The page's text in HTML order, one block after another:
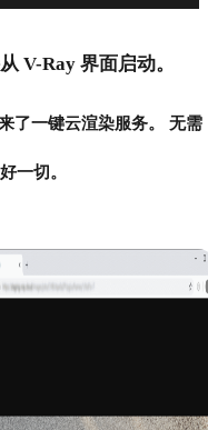
V-Ray 界面启动。
了一键云渲染服务。 无需
一切。